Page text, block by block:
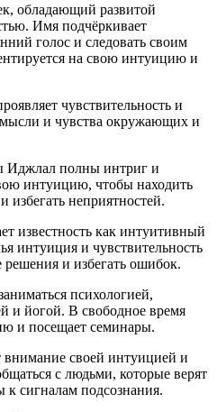
обладающий развитой
Имя подчёркивает
голос и следовать своим
на свою интуицию и
чувствительность и
и чувства окружающих и
Иджлал полны интриг и
интуицию, чтобы находить
неприятностей.
известность как интуитивный
интуиция и чувствительность
и избегать ошибок.
психологией,
и йогой. В свободное время
и посещает семинары.
внимание своей интуицией и
с людьми, которые верят
сигналам подсознания.